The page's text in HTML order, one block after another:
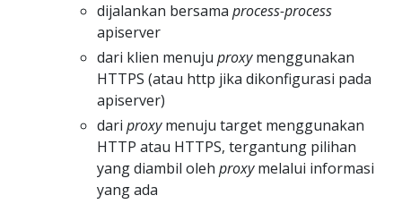
dijalankan bersama process-process
apiserver
dari klien menuju proxymenggunakan
HTTPS (atau http jika dikonfigurasi pada
apiserver)
dari proxymenuju target menggunakan
HTTP atau HTTPS, tergantung pilihan
yang diambil oleh proxymelalui informasi
yang ada